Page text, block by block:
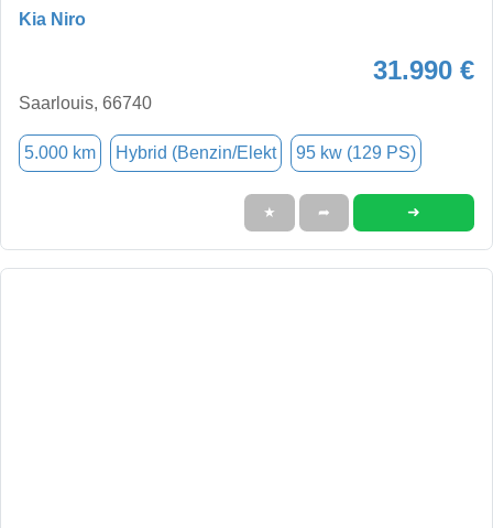
Kia Niro
31.990 €
Saarlouis, 66740
5.000 km Hybrid (Benzin/Elekt 95 kw (129 PS)
★ ➦ ➜